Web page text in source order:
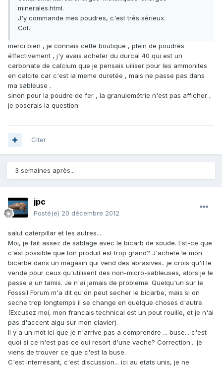
minerales.html.
J'y commande mes poudres, c'est très sérieux.
Cdt.
merci bien , je connais cette boutique , plein de poudres
éffectivement , j'y avais acheter du durcal 40 qui est un
carbonate de calcium que je pensais uiliser pour les ammonites
en calcite car c'est la meme duretée , mais ne passe pas dans
ma sableuse .
sinon pour la poudre de fer , la granulométrie n'est pas afficher ,
je poserais la question.
Citer
3 semaines après...
jpc
Posté(e) 20 décembre 2012
salut caterpillar et les autres...
Moi, je fait assez de sablage avec le bicarb de soude. Est-ce que
c'est possible que ton produit est trop grand? J'achete le mon
bicarbe dans un magasin qui vend des abrasives.. je crois qu'il le
vende pour ceux qu'utilisent des non-micro-sableuses, alors je le
passe a un tamis. Je n'ai jamais de probleme. Quelqu'un sur le
Fosssil Forum m'a dit qu'on peut secher le bicarbe, mais si on
seche trop longtemps il se change en quelque choses d'autre.
(Excusez moi, mon francais technical est un peut rouille, et je n'ai
pas d'accent aigu sur mon clavier).
Il y a un mot ici que je n'arrive pas a comprendre ... buse... c'est
quoi si ce n'est pas ce qui resort d'une vache? Correction... je
viens de trouver ce que c'est la buse.
C'est interresant, c'est discussion... ici au etats unis, je ne